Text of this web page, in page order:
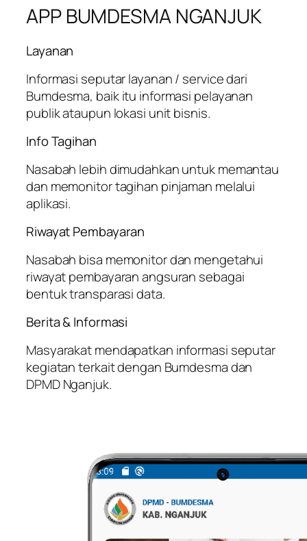
APP BUMDESMA NGANJUK
Layanan
Informasi seputar layanan / service dari
Bumdesma, baik itu informasi pelayanan
publik ataupun lokasi unit bisnis.
Info Tagihan
Nasabah lebih dimudahkan untuk memantau
dan memonitor tagihan pinjaman melalui
aplikasi.
Riwayat Pembayaran
Nasabah bisa memonitor dan mengetahui
riwayat pembayaran angsuran sebagai
bentuk transparasi data.
Berita & Informasi
Masyarakat mendapatkan informasi seputar
kegiatan terkait dengan Bumdesma dan
DPMD Nganjuk.